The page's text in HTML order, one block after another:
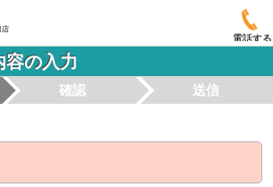
電話する
容の入力
確認 送信